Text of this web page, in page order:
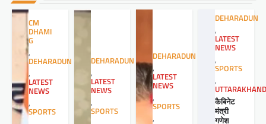
CM
DHAMI
G
,
DEHARADUN
,
LATEST
NEWS
,
SPORTS
DEHARADUN
,
LATEST
NEWS
,
SPORTS
DEHARADUN
,
LATEST
NEWS
,
SPORTS
,
DEHARADUN
,
LATEST
NEWS
,
SPORTS
,
UTTARAKHAND
कैबिनेट
मंत्री
गणेश